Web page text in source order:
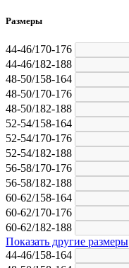
Размеры
44-46/170-176
44-46/182-188
48-50/158-164
48-50/170-176
48-50/182-188
52-54/158-164
52-54/170-176
52-54/182-188
56-58/170-176
56-58/182-188
60-62/158-164
60-62/170-176
60-62/182-188
Показать другие размеры
44-46/158-164